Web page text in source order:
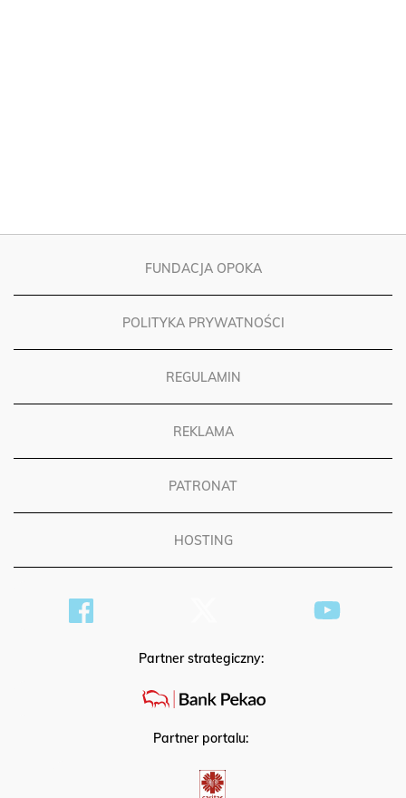
FUNDACJA OPOKA
POLITYKA PRYWATNOŚCI
REGULAMIN
REKLAMA
PATRONAT
HOSTING
Partner strategiczny:
Partner portalu: